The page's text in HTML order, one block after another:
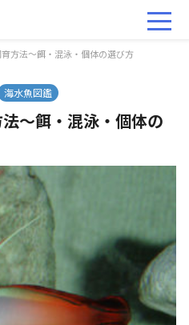
方法～餌・混泳・個体の選び方
海水魚図鑑
～餌・混泳・個体の